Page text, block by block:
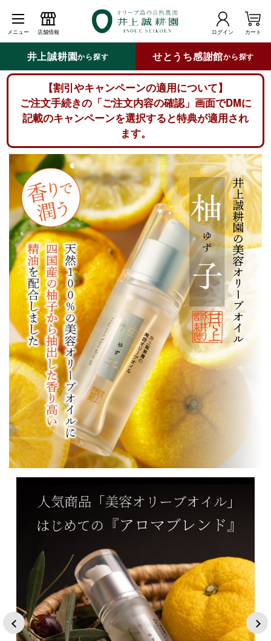
メニュー 店舗情報 ログイン カート
井上誠耕園から探す せとうち感謝館から探す
【割引やキャンペーンの適用について】
ご注文手続きの「ご注文内容の確認」画面でDMに
記載のキャンペーンを選択すると特典が適用され
ます。